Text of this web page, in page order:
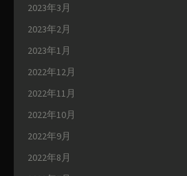
2023年3月
2023年2月
2023年1月
2022年12月
2022年11月
2022年10月
2022年9月
2022年8月